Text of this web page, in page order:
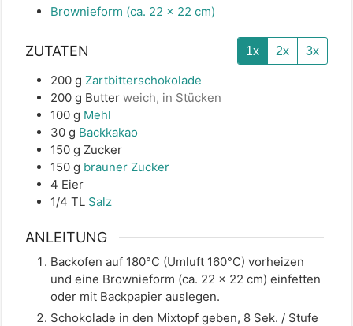
Brownieform (ca. 22 x 22 cm)
ZUTATEN 1x 2x 3x
200 g Zartbitterschokolade
200 g Butter weich, in Stücken
100 g Mehl
30 g Backkakao
150 g Zucker
150 g brauner Zucker
4 Eier
1/4 TL Salz
ANLEITUNG
Backofen auf 180°C (Umluft 160°C) vorheizen
und eine Brownieform (ca. 22 x 22 cm) einfetten
oder mit Backpapier auslegen.
Schokolade in den Mixtopf geben, 8 Sek. / Stufe